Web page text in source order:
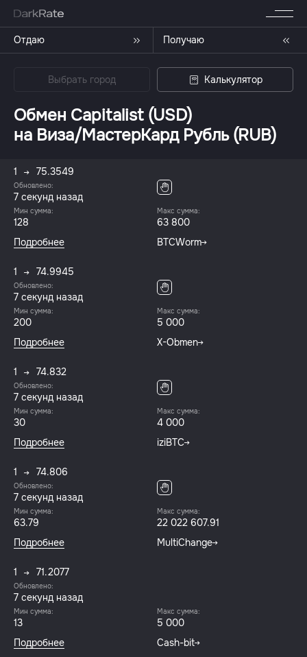
Отдаю Получаю
Выбрать город Калькулятор
Обмен Capitalist (USD)
на Виза/МастерКард Рубль (RUB)
1 75.3549
Обновлено:
7 секунд назад
Мин сумма:
128
Макс сумма:
63 800
Подробнее
BTCWorm
1 74.9945
Обновлено:
7 секунд назад
Мин сумма:
200
Макс сумма:
5 000
Подробнее
X-Obmen
1 74.832
Обновлено:
7 секунд назад
Мин сумма:
30
Макс сумма:
4 000
Подробнее
iziBTC
1 74.806
Обновлено:
7 секунд назад
Мин сумма:
63.79
Макс сумма:
22 022 607.91
Подробнее
MultiChange
1 71.2077
Обновлено:
7 секунд назад
Мин сумма:
13
Макс сумма:
5 000
Подробнее
Cash-bit